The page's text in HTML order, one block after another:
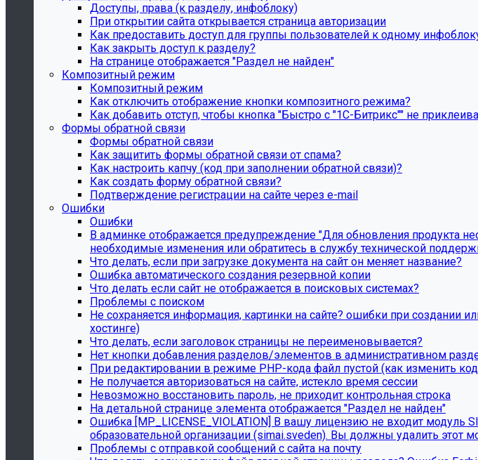
Доступы, права (к разделу, инфоблоку)
При открытии сайта открывается страница авторизации
Как предоставить доступ для группы пользователей к одному
Как закрыть доступ к разделу?
На странице отображается "Раздел не найден"
Композитный режим
Композитный режим
Как отключить отображение кнопки композитного режима?
Как добавить отступ, чтобы кнопка "Быстро с "1С-Битрикс"" не
Формы обратной связи
Формы обратной связи
Как защитить формы обратной связи от спама?
Как настроить капчу (код при заполнении обратной связи)?
Как создать форму обратной связи?
Подтверждение регистрации на сайте через e-mail
Ошибки
Ошибки
В админке отображается предупреждение "Для обновления продукта
необходимые изменения или обратитесь в службу технической
Что делать, если при загрузке документа на сайт он меняет название?
Ошибка автоматического создания резервной копии
Что делать если сайт не отображается в поисковых системах?
Проблемы с поиском
Не сохраняется информация, картинки на сайте? ошибки при создании
хостинге)
Что делать, если заголовок страницы не переименовывается?
Нет кнопки добавления разделов/элементов в административном
При редактировании в режиме PHP-кода файл пустой (как изменить
Не получается авторизоваться на сайте, истекло время сессии
Невозможно восстановить пароль, не приходит контрольная строка
На детальной странице элемента отображается "Раздел не найден"
Ошибка [MP_LICENSE_VIOLATION] В вашу лицензию не входит модуль
образовательной организации (simai.sveden). Вы должны удалить этот
Проблемы с отправкой сообщений с сайта на почту